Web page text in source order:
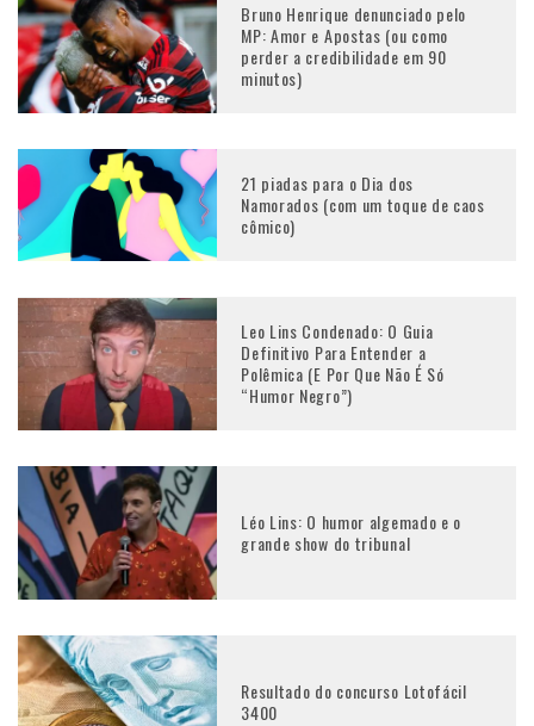
Bruno Henrique denunciado pelo
MP: Amor e Apostas (ou como
perder a credibilidade em 90
minutos)
21 piadas para o Dia dos
Namorados (com um toque de caos
cômico)
Leo Lins Condenado: O Guia
Definitivo Para Entender a
Polêmica (E Por Que Não É Só
“Humor Negro”)
Léo Lins: O humor algemado e o
grande show do tribunal
Resultado do concurso Lotofácil
3400